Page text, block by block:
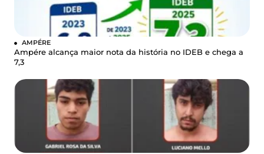
AMPÉRE
Ampére alcança maior nota da história no IDEB e chega a
7,3